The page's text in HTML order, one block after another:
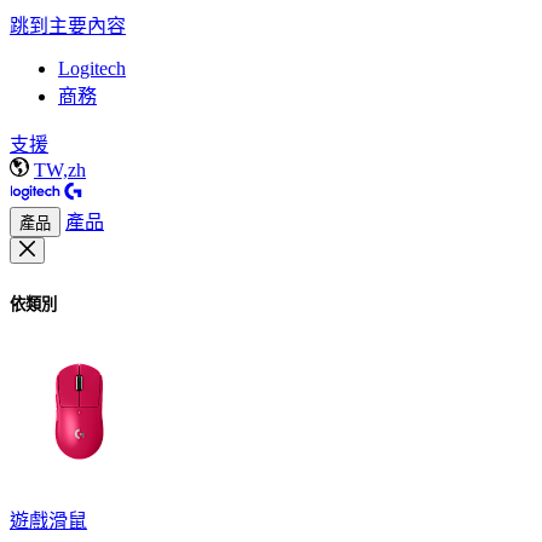
跳到主要內容
Logitech
商務
支援
TW,zh
產品 產品
依類別
遊戲滑鼠